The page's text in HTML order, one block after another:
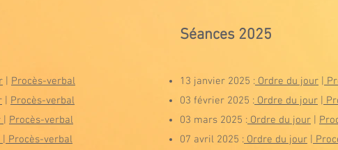
Procès-verbal
Procès-verbal
Procès-verbal
Procès-verbal
Séances 2025
13 janvier 2025 : Ordre du jour
03 février 2025 : Ordre du jour
03 mars 2025 : Ordre du jour
07 avril 2025 : Ordre du jour